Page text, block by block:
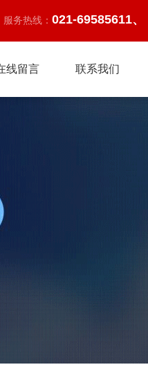
服务热线： 021-69585611、
线留言 联系我们